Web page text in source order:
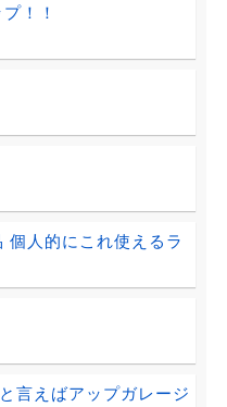
！！
個人的にこれ使えるラ
言えばアップガレージ